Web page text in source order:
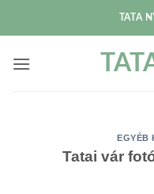
TATA
EGYÉB
Tatai vár